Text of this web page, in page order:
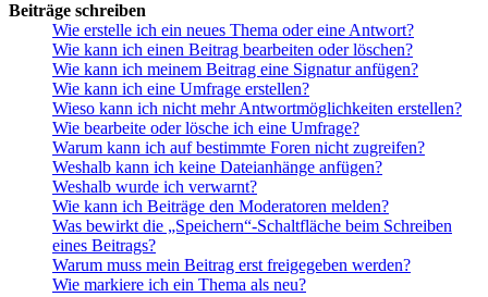
Beiträge schreiben
Wie erstelle ich ein neues Thema oder eine Antwort?
Wie kann ich einen Beitrag bearbeiten oder löschen?
Wie kann ich meinem Beitrag eine Signatur anfügen?
Wie kann ich eine Umfrage erstellen?
Wieso kann ich nicht mehr Antwortmöglichkeiten erstellen?
Wie bearbeite oder lösche ich eine Umfrage?
Warum kann ich auf bestimmte Foren nicht zugreifen?
Weshalb kann ich keine Dateianhänge anfügen?
Weshalb wurde ich verwarnt?
Wie kann ich Beiträge den Moderatoren melden?
Was bewirkt die „Speichern“-Schaltfläche beim Schreiben
eines Beitrags?
Warum muss mein Beitrag erst freigegeben werden?
Wie markiere ich ein Thema als neu?